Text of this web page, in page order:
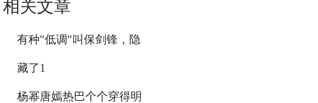
相关文章
有种"低调"叫保剑锋，隐
藏了1
杨幂唐嫣热巴个个穿得明